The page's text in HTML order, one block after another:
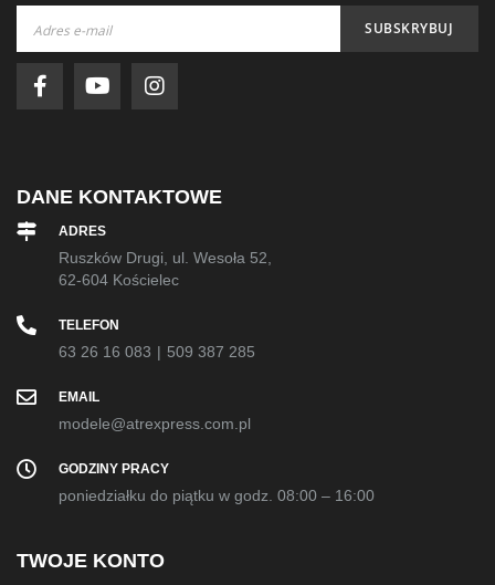
nasz
newsletter:
SUBSKRYBUJ
DANE KONTAKTOWE
ADRES
Ruszków Drugi, ul. Wesoła 52,
62-604 Kościelec
TELEFON
63 26 16 083 | 509 387 285
EMAIL
modele@atrexpress.com.pl
GODZINY PRACY
poniedziałku do piątku w godz. 08:00 – 16:00
TWOJE KONTO